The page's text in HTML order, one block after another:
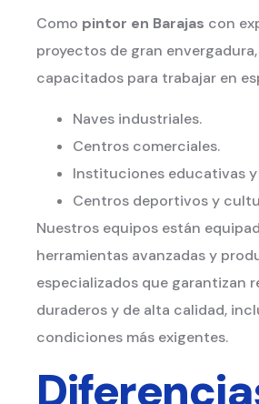
Como pintor en Barajas con
proyectos de gran
capacitados para trabajar en
Naves industriales.
Centros comerciales.
Instituciones educativas y
Centros deportivos y
Nuestros equipos están
herramientas avanzadas y
especializados que garantizan
duraderos y de alta calidad,
condiciones más exigentes.